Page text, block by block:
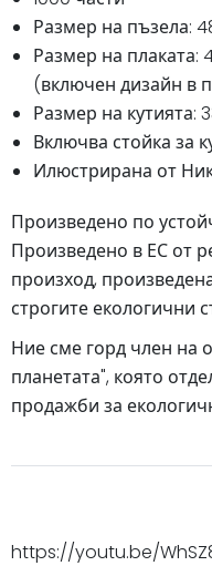
Размер на пъзела:
Размер на плаката:
(включен дизайн в
Размер на кутията:
Включва стойка за
Илюстрирана от
Произведено по
Произведено в ЕС от
произход,
строгите екологични
Ние сме горд член на
планетата", която
продажби за
https://youtu.be/